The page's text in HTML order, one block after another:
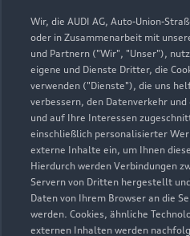
Wir, die AUDI AG, Auto-Union-
oder in Zusammenarbeit mit
und Partnern ("Wir", "Unser"),
eigene und Dienste Dritter, die
verwenden ("Dienste"), die uns
verbessern, den Datenverkehr
und auf Ihre Interessen
einschließlich personalisierter
externe Inhalte ein, um Ihnen
Hierdurch werden Verbindungen
Servern von Dritten hergestellt
Daten von Ihrem Browser an die
werden. Cookies, ähnliche
externen Inhalten werden
audi@autohaus-
Kontaktdaten
Öffnungszeiten
Service
Geöffnet bis13:00